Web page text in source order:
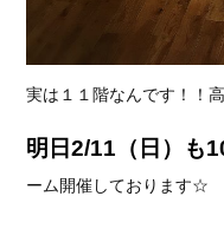
実は１１階なんです！！
明日2/11（日）も
ーム開催しております☆